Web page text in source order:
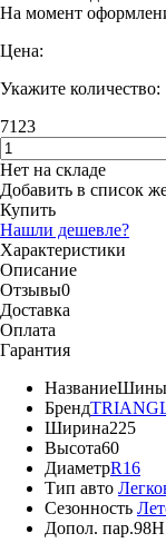
На момент
Цена:
Укажите количество:
7123
Нет на складе
Добавить в список
Купить
Нашли дешевле?
Характеристики
Описание
Отзывы0
Доставка
Оплата
Гарантия
НазваниеШины
Бренд
Ширина225
Высота60
ДиаметрR16
Тип авто
Сезонность
Допол. пар.98H